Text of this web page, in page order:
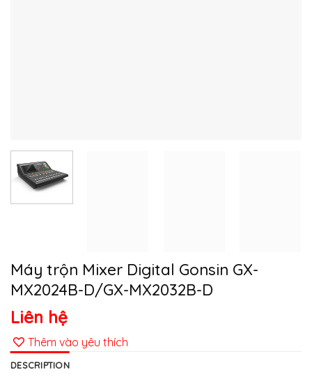
Máy trộn Mixer Digital Gonsin GX-
MX2024B-D/GX-MX2032B-D
Liên hệ
Thêm vào yêu thích
DESCRIPTION